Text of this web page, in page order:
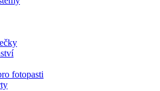
fotopasti